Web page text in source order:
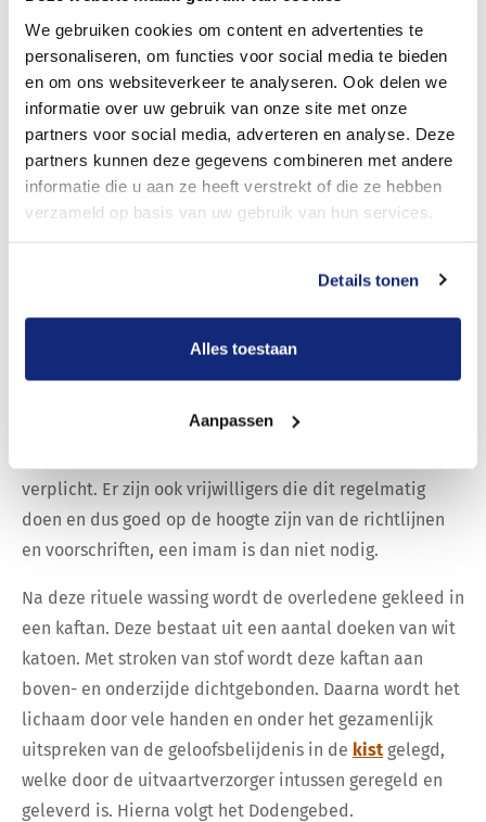
We gebruiken cookies om content en advertenties te
personaliseren, om functies voor social media te bieden
en om ons websiteverkeer te analyseren. Ook delen we
informatie over uw gebruik van onze site met onze
partners voor social media, adverteren en analyse. Deze
partners kunnen deze gegevens combineren met andere
informatie die u aan ze heeft verstrekt of die ze hebben
verzameld op basis van uw gebruik van hun services.
Details tonen
Alles toestaan
Aanpassen
Rituele dodenwassing bij een
Islamitische begrafenis
Meride weet dat volgens de islam het lichaam van een
overledene onrein is en ritueel gewassen dient te
worden. De uitvaartverzorger kan hiervoor direct een
passende ruimte regelen, het zij bij een moskee, in een
overledene daarheen gebracht wordt. Het wassen
aangeven het over te willen nemen. Soms is er een
verplicht. Er zijn ook vrijwilligers die dit regelmatig
doen en dus goed op de hoogte zijn van de richtlijnen
en voorschriften, een imam is dan niet nodig.
Na deze rituele wassing wordt de overledene gekleed in
een kaftan. Deze bestaat uit een aantal doeken van wit
katoen. Met stroken van stof wordt deze kaftan aan
boven- en onderzijde dichtgebonden. Daarna wordt het
lichaam door vele handen en onder het gezamenlijk
uitspreken van de geloofsbelijdenis in de kist gelegd,
welke door de uitvaartverzorger intussen geregeld en
geleverd is. Hierna volgt het Dodengebed.